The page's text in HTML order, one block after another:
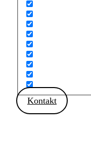
Kontakt